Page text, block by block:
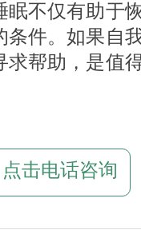
眠不仅有助于
件。如果自
求帮助，是值
点击电话咨询